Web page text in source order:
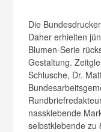
Die
Daher erhielten
Blumen-Serie
Gestaltung.
Schlusche, Dr.
nassklebende
selbstklebende zu